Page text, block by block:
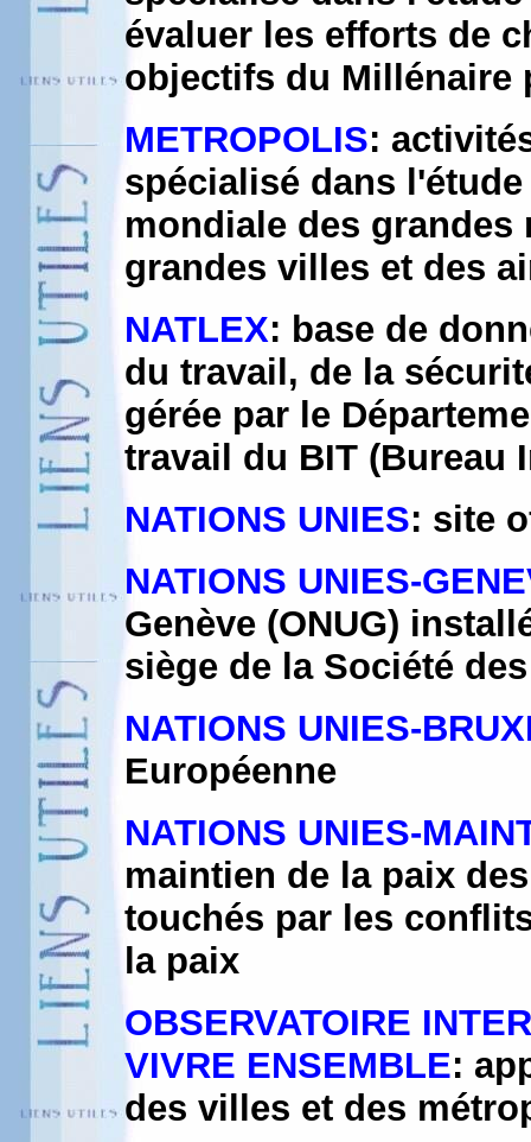
évaluer les efforts de
objectifs du Millénaire
METROPOLIS:
spécialisé dans
mondiale des
grandes villes et des
NATLEX: base de
du travail, de la
gérée par le
travail du BIT (Bureau
NATIONS UNIES: site
NATIONS UNIES-
Genève (ONUG)
siège de la Société
NATIONS UNIES-
Européenne
NATIONS UNIES-
maintien de la paix
touchés par les
la paix
OBSERVATOIRE
VIVRE ENSEMBLE:
des villes et des